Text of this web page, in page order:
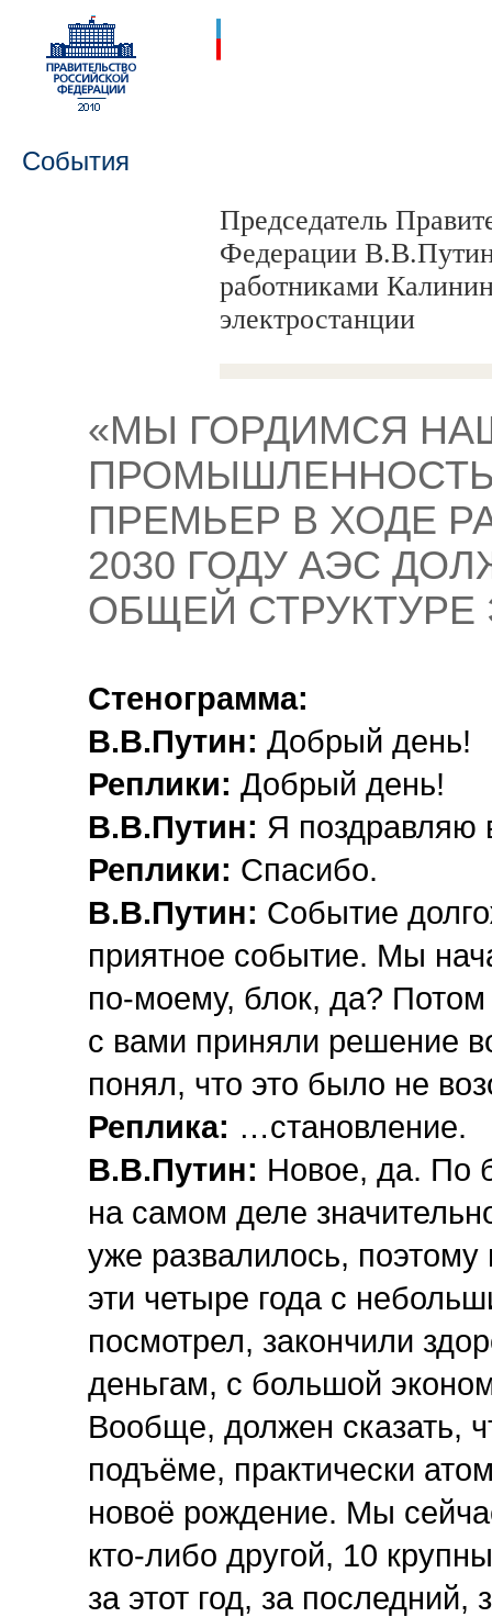
События
Председатель
Федерации
работниками
электростанции
«МЫ ГОРДИМСЯ
ПРЕМЬЕР В ХОДЕ
2030 ГОДУ АЭС
ОБЩЕЙ СТРУКТУРЕ
Стенограмма:
В.В.Путин: Добрый день!
Реплики: Добрый день!
В.В.Путин: Я поздравляю
Реплики: Спасибо.
В.В.Путин: Событие
приятное событие. Мы
по-моему, блок, да?
с вами приняли решение
понял, что это было не
Реплика: …становление.
В.В.Путин: Новое, да. По
на самом деле
уже развалилось, поэтому
эти четыре года с
посмотрел, закончили
деньгам, с большой
Вообще, должен сказать,
подъёме, практически
новоё рождение. Мы
кто-либо другой, 10
за этот год, за